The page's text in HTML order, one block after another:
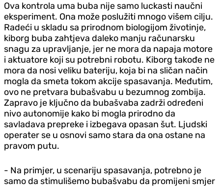
Ova kontrola uma buba nije samo luckasti naučni
eksperiment. Ona može poslužiti mnogo višem cilju.
Radeći u skladu sa prirodnom biologijom životinje,
kiborg buba zahtjeva daleko manju računarsku
snagu za upravljanje, jer ne mora da napaja motore
i aktuatore koji su potrebni robotu. Kiborg takođe ne
mora da nosi veliku bateriju, koja bi na sličan način
mogla da smeta tokom akcije spasavanja. Međutim,
ovo ne pretvara bubašvabu u bezumnog zombija.
Zapravo je ključno da bubašvaba zadrži određeni
nivo autonomije kako bi mogla prirodno da
savladava prepreke i izbegava opasan šut. Ljudski
operater se u osnovi samo stara da ona ostane na
pravom putu.
- Na primjer, u scenariju spasavanja, potrebno je
samo da stimulišemo bubašvabu da promijeni smjer